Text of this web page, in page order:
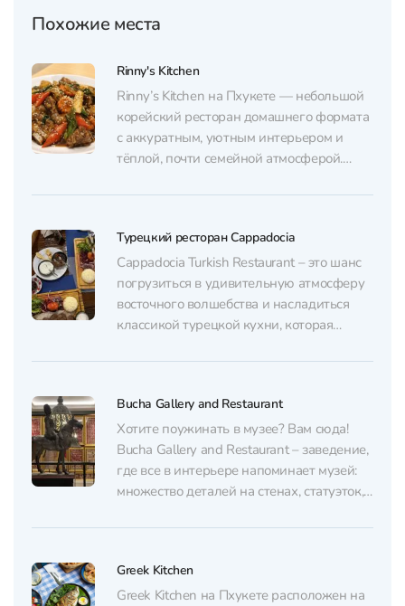
Похожие места
Rinny's Kitchen
Rinny’s Kitchen на Пхукете — небольшой
корейский ресторан домашнего формата
с аккуратным, уютным интерьером и
тёплой, почти семейной атмосферой.
блюда готовятся заботливо и «как для
сама точка удобно расположена у
поворота на Fitness Street в Чалонге.
Основа меню...
Турецкий ресторан Cappadocia
Cappadocia Turkish Restaurant – это шанс
погрузиться в удивительную атмосферу
восточного волшебства и насладиться
классикой турецкой кухни, которая
переносит на узкие улочки Каппадокии,
воздухе застыли огромные воздушные
шары. Кебаб, шашлык из баранины с
дымком, свежие овощи и насыщенные
соусы,...
Bucha Gallery and Restaurant
Хотите поужинать в музее? Вам сюда!
Bucha Gallery and Restaurant – заведение,
где все в интерьере напоминает музей:
множество деталей на стенах, статуэток,
других винтажных элементов декора. А
искусства! Кухня в заведении авторская –
микс азиатской и индийской, подача...
Greek Kitchen
Greek Kitchen на Пхукете расположен на